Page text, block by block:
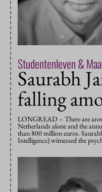
Studentenleven &
Saurabh
falling
LONGREAD – There are
Netherlands alone and the
than 800 million euros.
Intelligence) witnessed the